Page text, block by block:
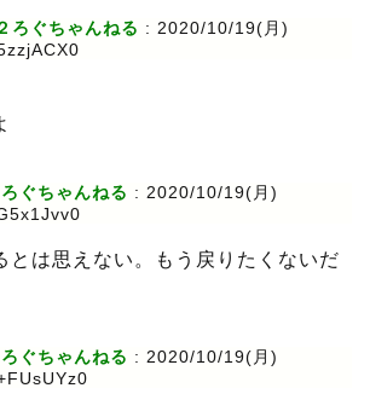
ろぐちゃんねる : 2020/10/19(月)
ぐちゃんねる : 2020/10/19(月)
とは思えない。もう戻りたくないだ
ぐちゃんねる : 2020/10/19(月)